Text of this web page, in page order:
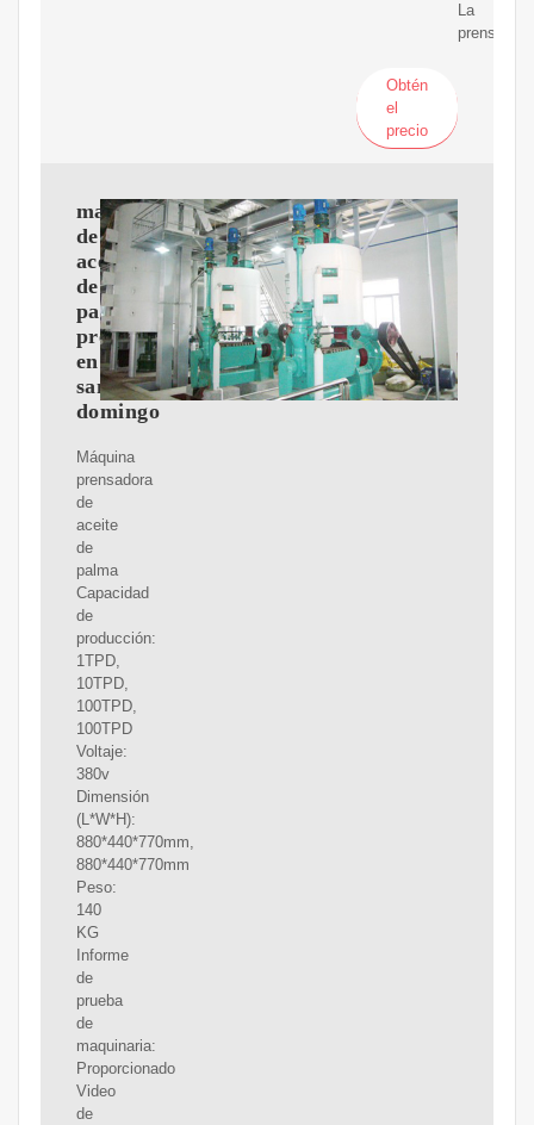
La
prensa
Obtén
el
precio
maquinas
de
aceite
de
palma
presco
en
santo
domingo
Máquina
prensadora
de
aceite
de
palma
Capacidad
de
producción:
1TPD,
10TPD,
100TPD,
100TPD
Voltaje:
380v
Dimensión
(L*W*H):
880*440*770mm,
880*440*770mm
Peso:
140
KG
Informe
de
prueba
de
maquinaria:
Proporcionado
Video
de